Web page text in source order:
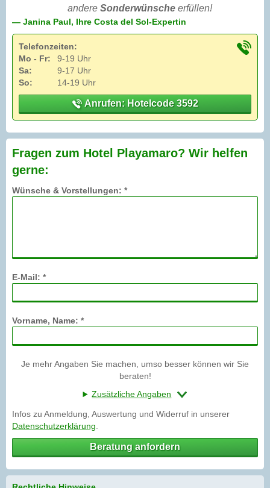
andere Sonderwünsche erfüllen!
— Janina Paul, Ihre Costa del Sol-Expertin
Telefonzeiten:
Mo - Fr:
9-19 Uhr
Sa:
9-17 Uhr
So:
14-19 Uhr
Anrufen: Hotelcode 3592
Fragen zum Hotel Playamaro? Wir helfen
gerne:
Wünsche & Vorstellungen: *
E-Mail: *
Vorname, Name: *
Je mehr Angaben Sie machen, umso besser können wir Sie
beraten!
Zusätzliche Angaben
Infos zu Anmeldung, Auswertung und Widerruf in unserer
Datenschutzerklärung
Beratung anfordern